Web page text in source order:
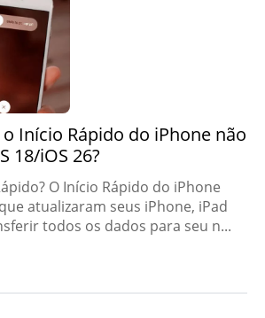
Início Rápido do iPhone não
18/iOS 26?
O Início Rápido do iPhone
atualizaram seus iPhone, iPad
todos os dados para seu n...